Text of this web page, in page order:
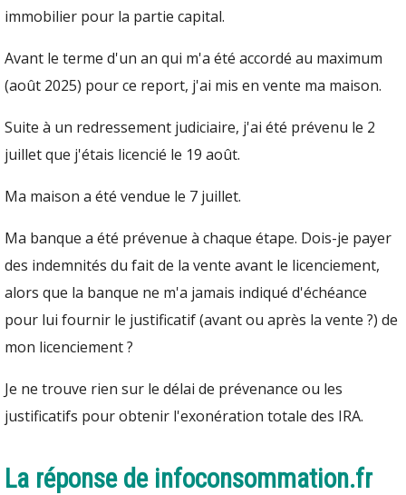
immobilier pour la partie capital.
Avant le terme d'un an qui m'a été accordé au maximum
(août 2025) pour ce report, j'ai mis en vente ma maison.
Suite à un redressement judiciaire, j'ai été prévenu le 2
juillet que j'étais licencié le 19 août.
Ma maison a été vendue le 7 juillet.
Ma banque a été prévenue à chaque étape. Dois-je payer
des indemnités du fait de la vente avant le licenciement,
alors que la banque ne m'a jamais indiqué d'échéance
pour lui fournir le justificatif (avant ou après la vente ?) de
mon licenciement ?
Je ne trouve rien sur le délai de prévenance ou les
justificatifs pour obtenir l'exonération totale des IRA.
La réponse de infoconsommation.fr